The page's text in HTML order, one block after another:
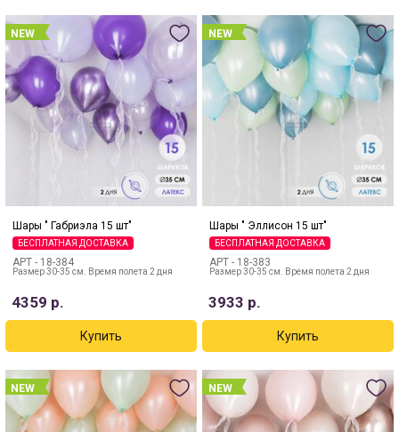
NEW
Шары " Габриэла 15 шт"
БЕСПЛАТНАЯ ДОСТАВКА
АРТ - 18-384
Размер 30-35 см. Время полета 2 дня
4359 р.
NEW
Шары " Эллисон 15 шт"
БЕСПЛАТНАЯ ДОСТАВКА
АРТ - 18-383
Размер 30-35 см. Время полета 2 дня
3933 р.
NEW NEW